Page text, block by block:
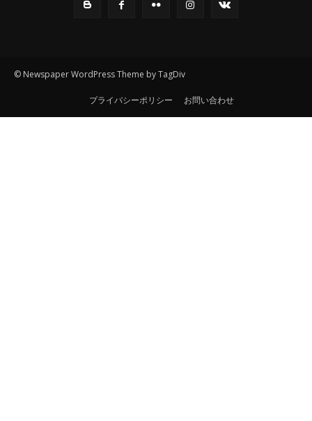
© Newspaper WordPress Theme by TagDiv
プライバシーポリシー お問い合わせ